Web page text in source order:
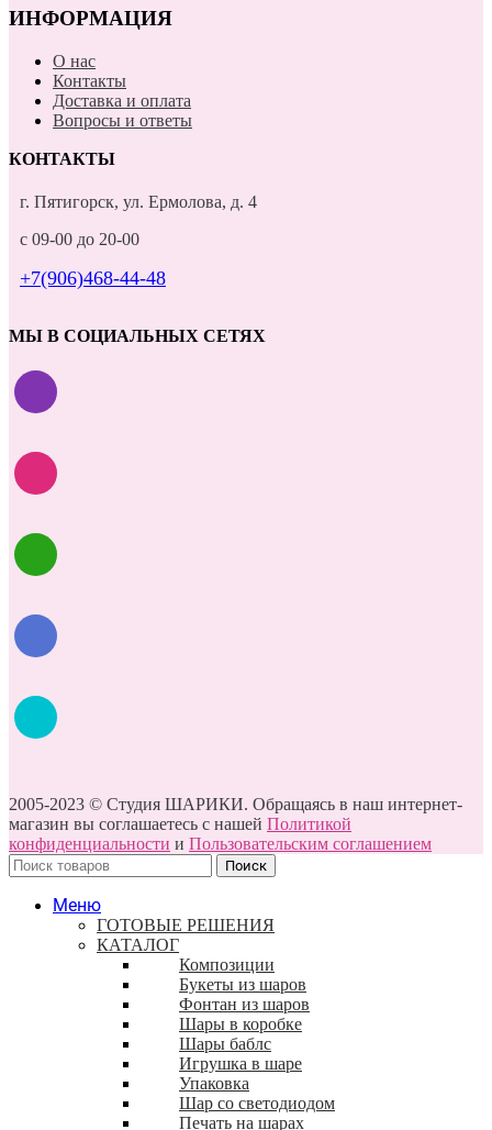
ИНФОРМАЦИЯ
О нас
Контакты
Доставка и оплата
Вопросы и ответы
КОНТАКТЫ
г. Пятигорск, ул. Ермолова, д. 4
с 09-00 до 20-00
+7(906)468-44-48
МЫ В СОЦИАЛЬНЫХ СЕТЯХ
2005-2023 © Студия ШАРИКИ. Обращаясь в наш интернет-
магазин вы соглашаетесь с нашей Политикой
конфиденциальности и Пользовательским соглашением
Поиск
Меню
ГОТОВЫЕ РЕШЕНИЯ
КАТАЛОГ
Композиции
Букеты из шаров
Фонтан из шаров
Шары в коробке
Шары баблс
Игрушка в шаре
Упаковка
Шар со светодиодом
Печать на шарах